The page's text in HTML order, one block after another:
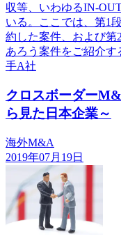
収等、いわゆるIN-
いる。ここでは、第1
約した案件、および
あろう案件をご紹介す
手A社
クロスボーダー
ら見た日本企業～
海外M&A
2019年07月19日